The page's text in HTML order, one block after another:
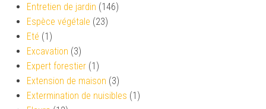
Entretien de jardin (146)
Espèce végétale (23)
Eté (1)
Excavation (3)
Expert forestier (1)
Extension de maison (3)
Extermination de nuisibles (1)